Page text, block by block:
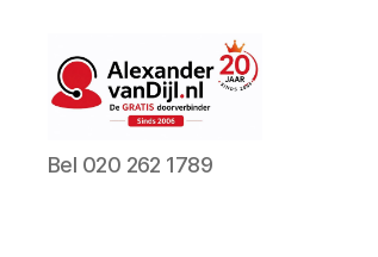
AlexandervanDijl.nl
Bel 020 262 1789